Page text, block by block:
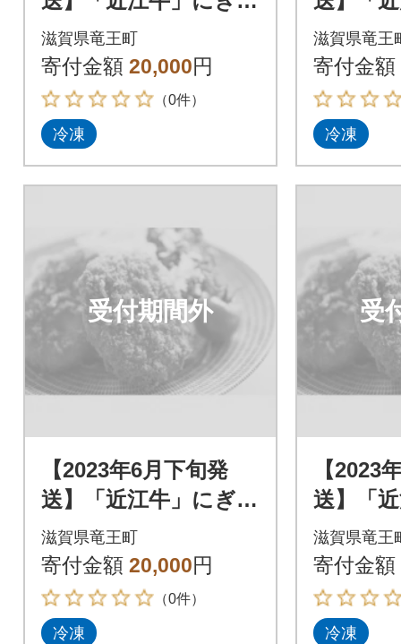
いセット
滋賀県竜王町
寄付金額 20,000円
（0件）
冷凍
いセッ
滋賀県竜王
寄付金額
冷凍
受付期間外
【2023年6月下旬発
送】「近江牛」にぎわ
いセット
滋賀県竜王町
寄付金額 20,000円
（0件）
冷凍
受
【2023
送】「
いセッ
滋賀県竜王
寄付金額
冷凍